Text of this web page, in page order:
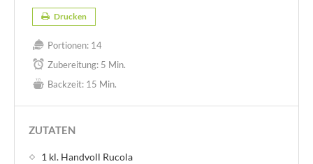
Drucken
Portionen: 14
Zubereitung: 5 Min.
Backzeit: 15 Min.
ZUTATEN
1 kl. Handvoll Rucola